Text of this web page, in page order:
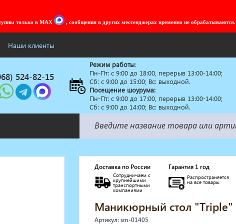
только в MAX , сообщения в других мессенджерах временно не обрабатываются.
Наши клиенты
524-82-15
Режим работы:
Пн-Пт: c 9:00 до 18:00, перерыв 13:00-14:00;
Сб: с 9:00 до 15:00; Вс: выходной.
Посещение шоурума:
Пн-Пт: c 9:00 до 17:00, перерыв 13:00-14:00;
Сб: с 9:00 до 14:00; Вс: выходной.
Солярии
Мебель в стиле Лофт
Доставка за один день
Доставка по России
Сотрудничаем с
крупнейшими
транспортными
компаниями
Гарантия 1 год
Распространяется
на все товары
Маникюрный стол "Triple"
Артикул: sm-01405